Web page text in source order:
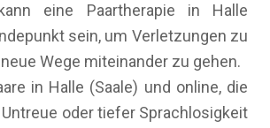
eine Paartherapie in Halle
sein, um Verletzungen zu
Wege miteinander zu gehen.
in Halle (Saale) und online, die
oder tiefer Sprachlosigkeit